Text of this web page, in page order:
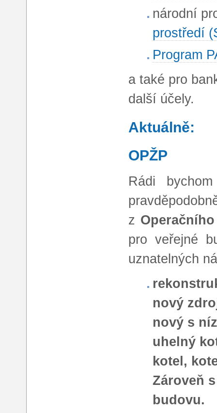
národní
prostředí
Program
a také pro
další účely.
Aktuálně:
OPŽP
Rádi
z
pro veřejné
uznatelných
nový
nový s
uhelný
kotel,
Zároveň
budovu.